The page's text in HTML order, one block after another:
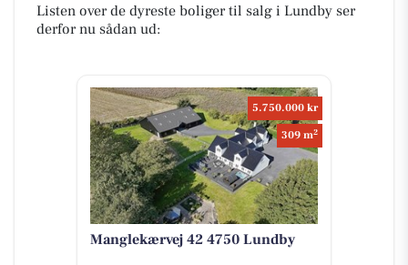
Listen over de dyreste boliger til salg i Lundby ser
derfor nu sådan ud:
5.750.000 kr
309 m2
Manglekærvej 42 4750 Lundby